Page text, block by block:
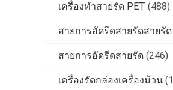
เครื่องทำสายรัด PET (488)
สายการอัดรีดสายรัดสายรัด
สายการอัดรีดสายรัด (246)
เครื่องรัดกล่องเครื่องม้วน